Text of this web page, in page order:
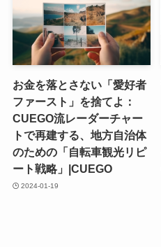
お金を落とさない「愛好者
ファースト」を捨てよ：
CUEGO流レーダーチャー
トで再建する、地方自治体
のための「自転車観光リピ
ート戦略」|CUEGO
2024-01-19